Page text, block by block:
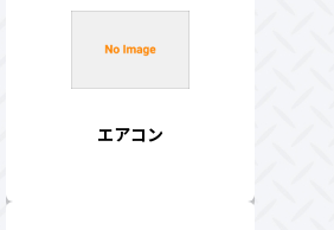
エアコン